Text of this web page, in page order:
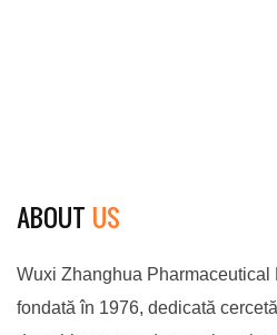
ingrediente farmaceutice
formulări finale.
ABOUT US
Wuxi Zhanghua Pharmaceutical
fondată în 1976, dedicată